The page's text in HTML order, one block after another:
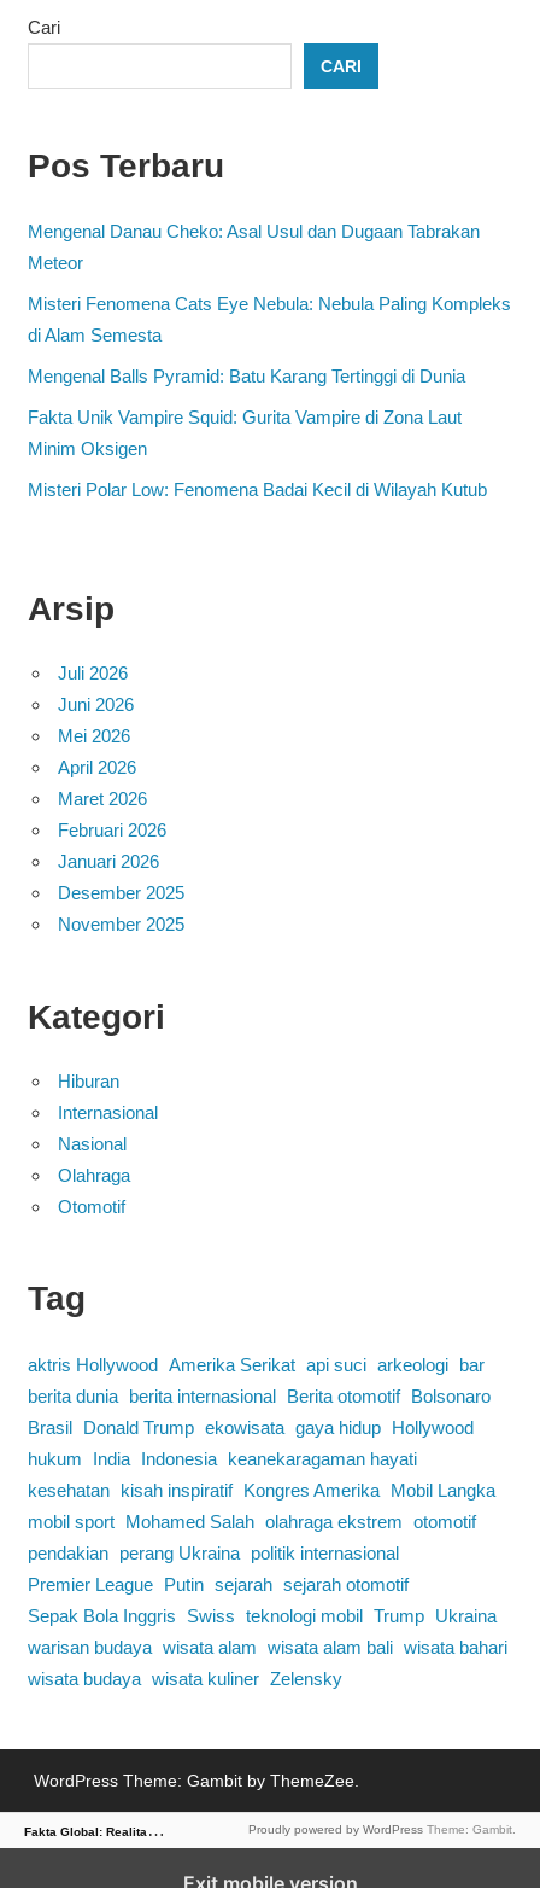
Cari
CARI
Pos Terbaru
Mengenal Danau Cheko: Asal Usul dan Dugaan Tabrakan
Meteor
Misteri Fenomena Cats Eye Nebula: Nebula Paling Kompleks
di Alam Semesta
Mengenal Balls Pyramid: Batu Karang Tertinggi di Dunia
Fakta Unik Vampire Squid: Gurita Vampire di Zona Laut
Minim Oksigen
Misteri Polar Low: Fenomena Badai Kecil di Wilayah Kutub
Arsip
Juli 2026
Juni 2026
Mei 2026
April 2026
Maret 2026
Februari 2026
Januari 2026
Desember 2025
November 2025
Kategori
Hiburan
Internasional
Nasional
Olahraga
Otomotif
Tag
aktris Hollywood Amerika Serikat api suci arkeologi
bar
berita dunia
berita internasional Berita otomotif
Bolsonaro
Brasil
Donald Trump ekowisata gaya hidup
Hollywood
hukum
India Indonesia
keanekaragaman hayati
kesehatan
kisah inspiratif Kongres Amerika
Mobil Langka
mobil sport
Mohamed Salah olahraga ekstrem otomotif
pendakian
perang Ukraina
politik internasional
Premier League
Putin sejarah sejarah otomotif
Sepak Bola Inggris
Swiss teknologi mobil Trump
Ukraina
warisan budaya wisata alam wisata alam bali wisata bahari
wisata budaya wisata kuliner Zelensky
WordPress Theme: Gambit by ThemeZee.
F
akta Global: Realitas Dunia dalam Berita Proudly powered by WordPress Theme: Gambit.
Exit mobile version